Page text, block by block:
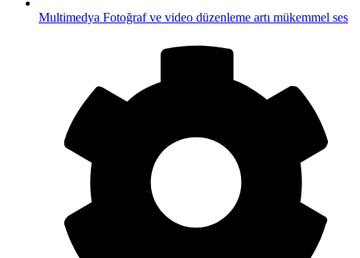
Multimedya Fotoğraf ve video düzenleme artı mükemmel ses